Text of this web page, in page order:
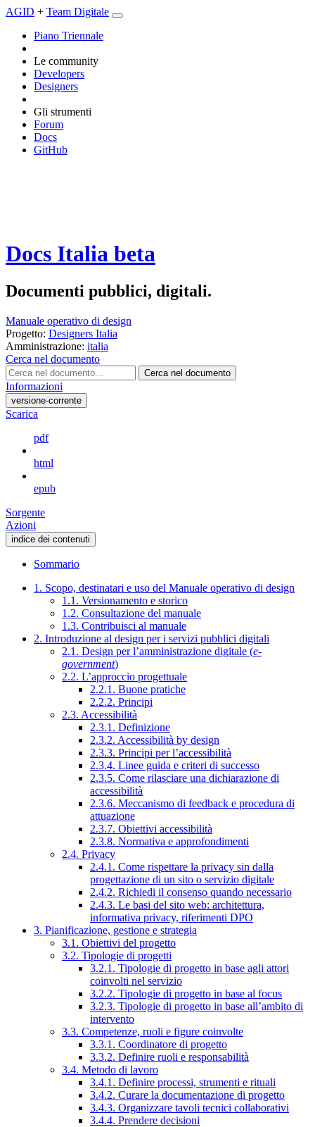
AGID + Team Digitale
Piano Triennale
Le community
Developers
Designers
Gli strumenti
Forum
Docs
GitHub
Docs Italia beta
Documenti pubblici, digitali.
Manuale operativo di design
Progetto: Designers Italia
Amministrazione: italia
Cerca nel documento
Cerca nel documento
Informazioni
versione-corrente
Scarica
pdf
html
epub
Sorgente
Azioni
indice dei contenuti
Sommario
1. Scopo, destinatari e uso del Manuale operativo di design
1.1. Versionamento e storico
1.2. Consultazione del manuale
1.3. Contribuisci al manuale
2. Introduzione al design per i servizi pubblici digitali
2.1. Design per l’amministrazione digitale (e-
government)
2.2. L’approccio progettuale
2.2.1. Buone pratiche
2.2.2. Principi
2.3. Accessibilità
2.3.1. Definizione
2.3.2. Accessibilità by design
2.3.3. Principi per l’accessibilità
2.3.4. Linee guida e criteri di successo
2.3.5. Come rilasciare una dichiarazione di
accessibilità
2.3.6. Meccanismo di feedback e procedura di
attuazione
2.3.7. Obiettivi accessibilità
2.3.8. Normativa e approfondimenti
2.4. Privacy
2.4.1. Come rispettare la privacy sin dalla
progettazione di un sito o servizio digitale
2.4.2. Richiedi il consenso quando necessario
2.4.3. Le basi del sito web: architettura,
informativa privacy, riferimenti DPO
3. Pianificazione, gestione e strategia
3.1. Obiettivi del progetto
3.2. Tipologie di progetti
3.2.1. Tipologie di progetto in base agli attori
coinvolti nel servizio
3.2.2. Tipologie di progetto in base al focus
3.2.3. Tipologie di progetto in base all’ambito di
intervento
3.3. Competenze, ruoli e figure coinvolte
3.3.1. Coordinatore di progetto
3.3.2. Definire ruoli e responsabilità
3.4. Metodo di lavoro
3.4.1. Definire processi, strumenti e rituali
3.4.2. Curare la documentazione di progetto
3.4.3. Organizzare tavoli tecnici collaborativi
3.4.4. Prendere decisioni